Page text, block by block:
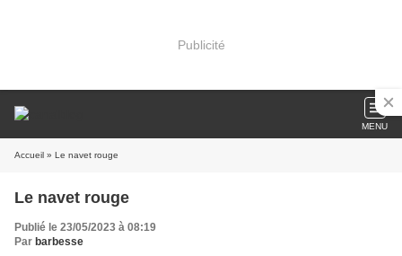
Publicité
MENU
Accueil » Le navet rouge
Le navet rouge
Publié le 23/05/2023 à 08:19
Par barbesse